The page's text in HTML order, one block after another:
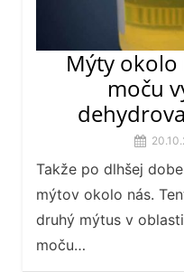
Mýty okolo
moču
Takže po dlhšej
mýtov okolo nás.
druhý mýtus v
moču…